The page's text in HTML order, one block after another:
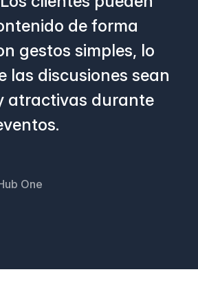
de forma
gestos simples, lo
las discusiones sean
atractivas durante
One